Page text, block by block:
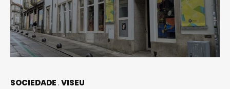
SOCIEDADE VISEU